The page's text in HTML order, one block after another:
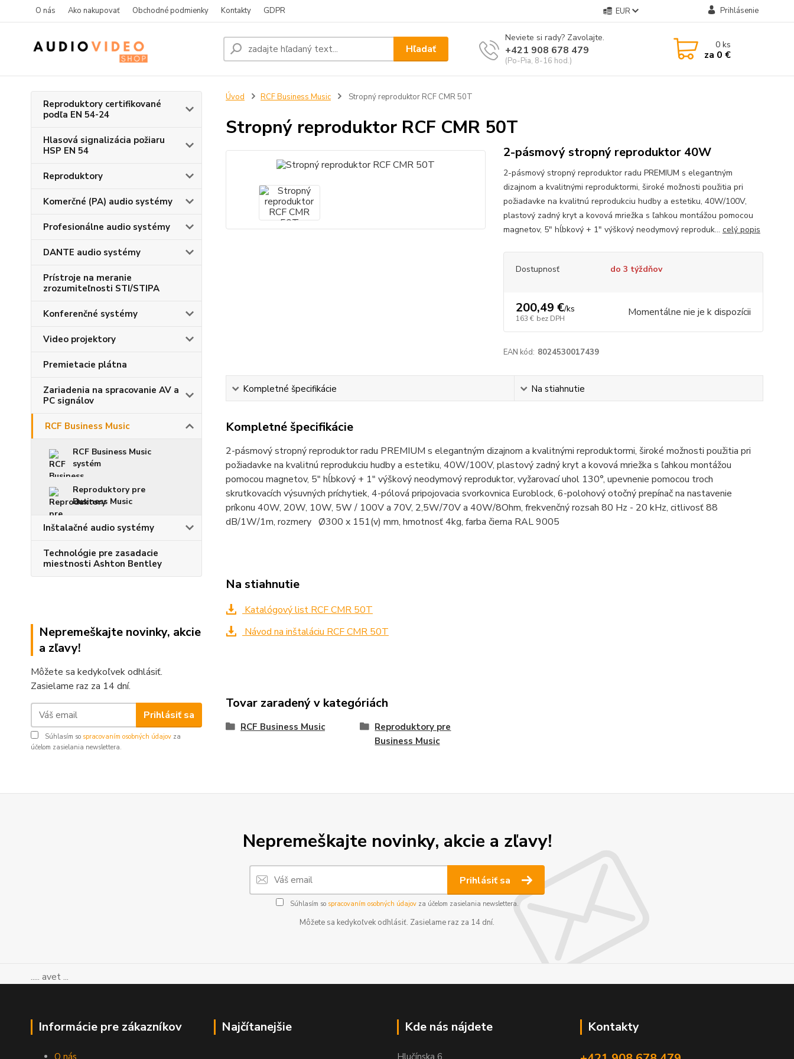
O nás Ako nakupovať Obchodné podmienky Kontakty GDPR EUR Prihlásenie
Hľadať
Neviete si rady? Zavolajte.
+421 908 678 479
(Po-Pia, 8-16 hod.)
0ks
za 0 €
Reproduktory certifikované
podľa EN 54-24
Hlasová signalizácia požiaru
HSP EN 54
Reproduktory
Komerčné (PA) audio systémy
Profesionálne audio systémy
DANTE audio systémy
Prístroje na meranie
zrozumiteľnosti STI/STIPA
Konferenčné systémy
Video projektory
Premietacie plátna
Zariadenia na spracovanie AV a
PC signálov
RCF Business Music
RCF Business Music
systém
Reproduktory pre
Business Music
Inštalačné audio systémy
Technológie pre zasadacie
miestnosti Ashton Bentley
Nepremeškajte novinky, akcie
a zľavy!
Môžete sa kedykoľvek odhlásiť.
Zasielame raz za 14 dní.
Prihlásiť sa
Súhlasím so spracovaním osobných údajov za
účelom zasielania newslettera.
Úvod RCF Business Music Stropný reproduktor RCF CMR 50T
Stropný reproduktor RCF CMR 50T
2-pásmový stropný reproduktor 40W
2-pásmový stropný reproduktor radu PREMIUM s elegantným
dizajnom a kvalitnými reproduktormi, široké možnosti použitia pri
požiadavke na kvalitnú reprodukciu hudby a estetiku, 40W/100V,
plastový zadný kryt a kovová mriežka s ľahkou montážou pomocou
magnetov, 5" hĺbkový + 1" výškový neodymový reproduk... celý popis
Dostupnosť do 3 týždňov
200,49 €/ks
163 € bez DPH Momentálne nie je k dispozícii
EAN kód: 8024530017439
Kompletné špecifikácie Na stiahnutie
Kompletné špecifikácie
2-pásmový stropný reproduktor radu PREMIUM s elegantným dizajnom a kvalitnými reproduktormi, široké možnosti použitia pri
požiadavke na kvalitnú reprodukciu hudby a estetiku, 40W/100V, plastový zadný kryt a kovová mriežka s ľahkou montážou
pomocou magnetov, 5" hĺbkový + 1" výškový neodymový reproduktor, vyžarovací uhol 130°, upevnenie pomocou troch
skrutkovacích výsuvných príchytiek, 4-pólová pripojovacia svorkovnica Euroblock, 6-polohový otočný prepínač na nastavenie
príkonu 40W, 20W, 10W, 5W / 100V a 70V, 2,5W/70V a 40W/8Ohm, frekvenčný rozsah 80 Hz - 20 kHz, citlivosť 88
dB/1W/1m, rozmery Ø300 x 151(v) mm, hmotnosť 4kg, farba čierna RAL 9005
Na stiahnutie
Katalógový list RCF CMR 50T
Návod na inštaláciu RCF CMR 50T
Tovar zaradený v kategóriách
RCF Business Music
Reproduktory pre
Business Music
Nepremeškajte novinky, akcie a zľavy!
Prihlásiť sa
Súhlasím so spracovaním osobných údajovza účelom zasielania newslettera.
Môžete sa kedykoľvek odhlásiť. Zasielame raz za 14 dní.
..... avet ...
Informácie pre zákazníkov
O nás
Najčítanejšie Kde nás nájdete
Hlučínska 6
Kontakty